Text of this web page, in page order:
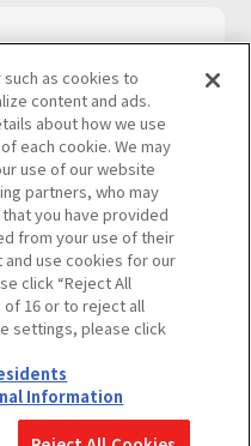
アポリシー
関する保護方針
著作権・商標について
対応方針
覧を表示する
as cookies to
content and ads.
about how we use
each cookie. We may
use of our website
partners, who may
you have provided
from your use of their
use cookies for our
click “Reject All
of 16 or to reject all
settings, please click
Information